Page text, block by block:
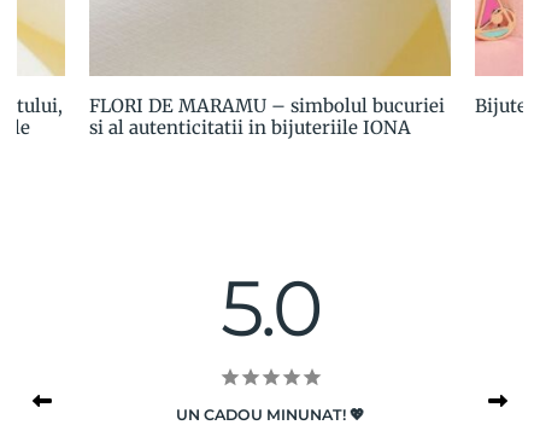
FLORI DE MARAMU – simbolul bucuriei
si al autenticitatii in bijuteriile IONA
5.0
UN CADOU MINUNAT! 💖